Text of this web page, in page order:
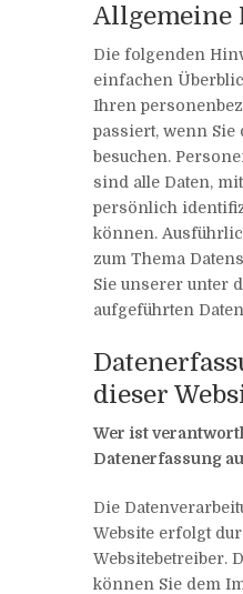
Allgemeine
Die folgenden
einfachen
Ihren
passiert, wenn Sie
besuchen.
sind alle Daten,
persönlich
können.
zum Thema
Sie unserer unter
aufgeführten
dieser
Wer ist
Datenerfassung
Die
Website erfolgt
Websitebetreiber.
können Sie dem